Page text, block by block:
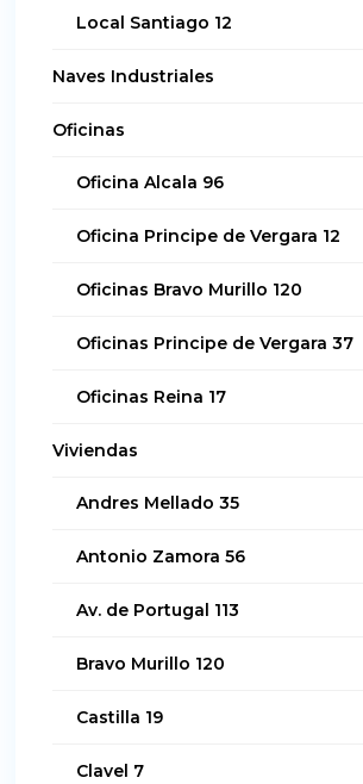
Local Santiago 12
Naves Industriales
Oficinas
Oficina Alcala 96
Oficina Principe de Vergara 12
Oficinas Bravo Murillo 120
Oficinas Principe de Vergara 37
Oficinas Reina 17
Viviendas
Andres Mellado 35
Antonio Zamora 56
Av. de Portugal 113
Bravo Murillo 120
Castilla 19
Clavel 7